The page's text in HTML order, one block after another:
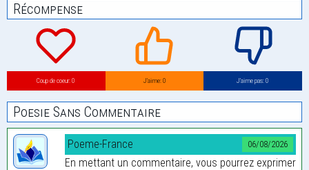
Récompense
Coup de coeur: 0 J’aime: 0 J’aime pas: 0
Poesie Sans Commentaire
06/08/2026
Poeme-France
En mettant un commentaire, vous pourrez exprimer